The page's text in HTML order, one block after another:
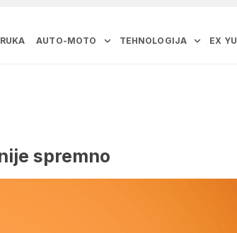
AUTO-MOTO TEHNOLOGIJA EX YU
spremno